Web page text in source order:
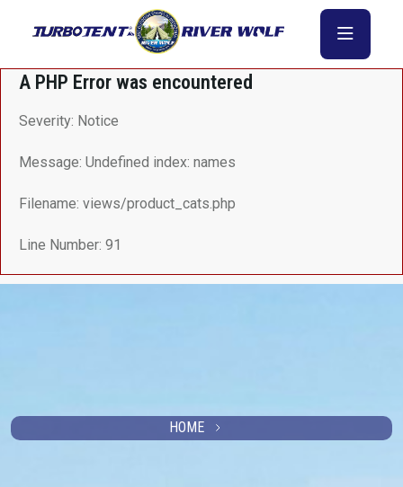
A PHP Error was encountered
Severity: Notice
Message: Undefined index: names
Filename: views/product_cats.php
Line Number: 91
HOME